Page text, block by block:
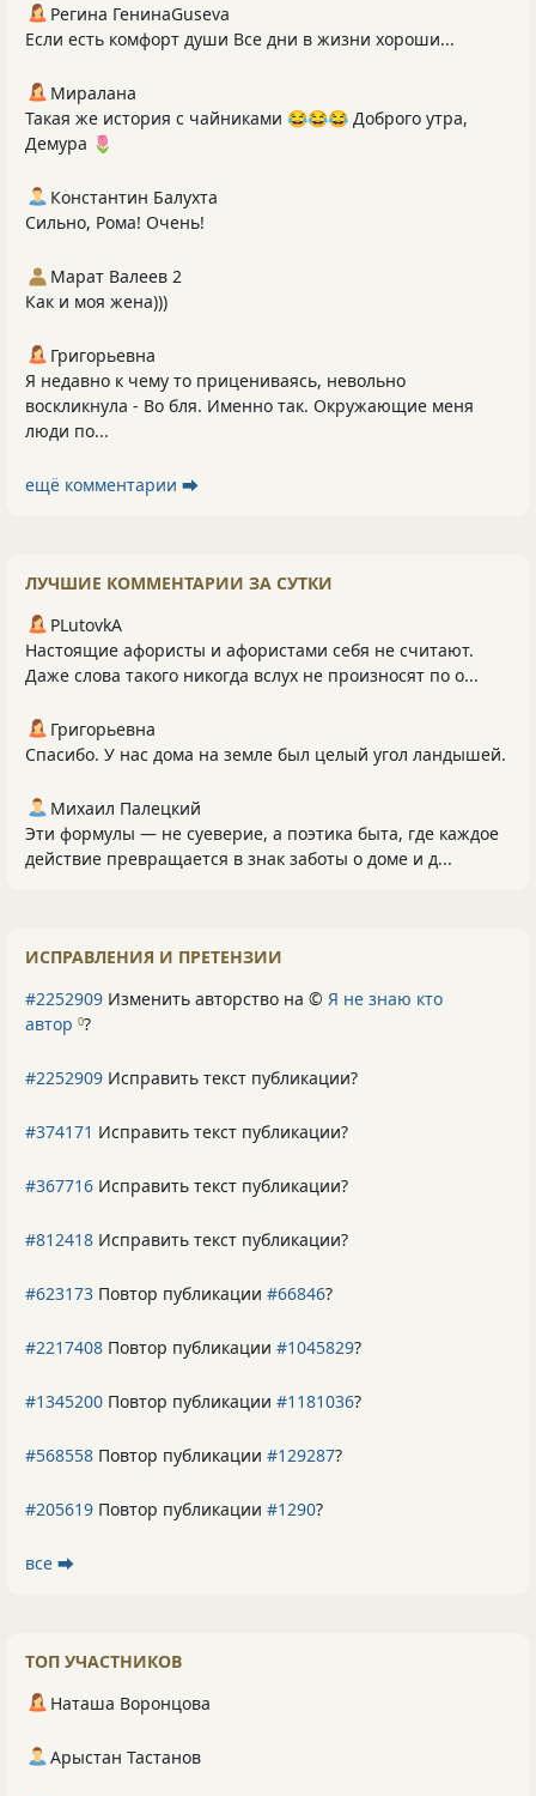
Регина ГенинаGuseva
Если есть комфорт души Все дни в жизни хороши...
Миралана
Такая же история с чайниками 😂😂😂 Доброго утра,
Демура 🌷
Константин Балухта
Сильно, Рома! Очень!
Марат Валеев 2
Как и моя жена)))
Григорьевна
Я недавно к чему то прицениваясь, невольно
воскликнула - Во бля. Именно так. Окружающие меня
люди по...
ещё комментарии ⮕
ЛУЧШИЕ КОММЕНТАРИИ ЗА СУТКИ
PLutоvkА
Настоящие афористы и афористами себя не считают.
Даже слова такого никогда вслух не произносят по о...
Григорьевна
Спасибо. У нас дома на земле был целый угол ландышей.
Михаил Палецкий
Эти формулы — не суеверие, а поэтика быта, где каждое
действие превращается в знак заботы о доме и д...
ИСПРАВЛЕНИЯ И ПРЕТЕНЗИИ
#2252909 Изменить авторство на © Я не знаю кто
автор 0?
#2252909 Исправить текст публикации?
#374171 Исправить текст публикации?
#367716 Исправить текст публикации?
#812418 Исправить текст публикации?
#623173 Повтор публикации #66846?
#2217408 Повтор публикации #1045829?
#1345200 Повтор публикации #1181036?
#568558 Повтор публикации #129287?
#205619 Повтор публикации #1290?
все ⮕
ТОП УЧАСТНИКОВ
Наташа Воронцова
Арыстан Тастанов